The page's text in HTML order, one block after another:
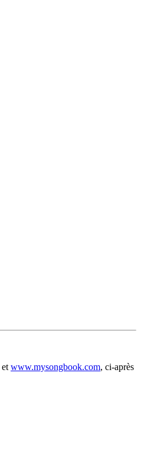
etwww.mysongbook.com, ci-après